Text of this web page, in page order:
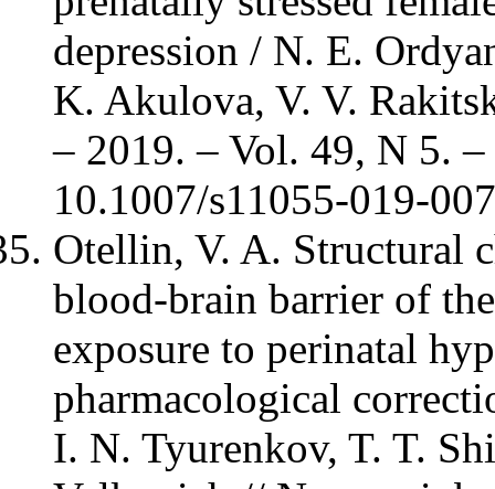
depression / N. E.
K. Akulova, V. V.
– 2019. – Vol. 49, N 5.
10.1007/s11055-019-
Otellin, V. A. Structural
blood-brain barrier of
exposure to perinatal
pharmacological
I. N. Tyurenkov, T. T.